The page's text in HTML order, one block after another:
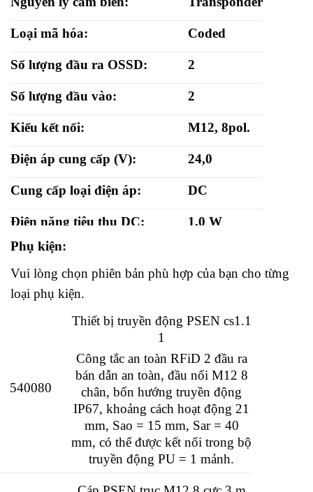
Loại mã hóa: Coded
Số lượng đầu ra OSSD: 2
Số lượng đầu vào: 2
Kiểu kết nối: M12, 8pol.
Điện áp cung cấp (V): 24,0
Cung cấp loại điện áp: DC
Điện năng tiêu thụ DC: 1,0 W
Đảm bảo khoảng cách
chuyển mạch:
Khoảng cách phát hành
được đảm bảo:
Kích thước chiều rộng: 26,0 mm
37,0 mm
Chiều sâu: 18,0 mm
Phụ kiện:
Vui lòng chọn phiên bản phù hợp của bạn cho từng
loại phụ kiện.
540080
Thiết bị truyền động PSEN cs1.1
1
Công tắc an toàn RFiD 2 đầu ra
bán dẫn an toàn, đầu nối M12 8
chân, bốn hướng truyền động
IP67, khoảng cách hoạt động 21
mm, Sao = 15 mm, Sar = 40
mm, có thể được kết nối trong bộ
truyền động PU = 1 mảnh.